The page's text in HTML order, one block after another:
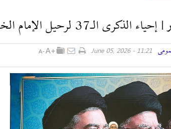
لرحيل الإمام الخميني (رض) في طهران
11:21 - June 05, 2026